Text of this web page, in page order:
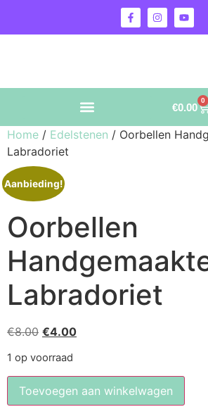
€0.00
0
Home / Edelstenen / Oorbellen
Labradoriet
Aanbieding!
Oorbellen
Labradoriet
€8.00 €4.00
1 op voorraad
Toevoegen aan winkelwagen